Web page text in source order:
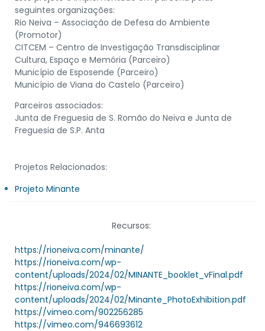
seguintes organizações:
Rio Neiva – Associação de Defesa do Ambiente
(Promotor)
CITCEM – Centro de Investigação Transdisciplinar
Cultura, Espaço e Memória (Parceiro)
Município de Esposende (Parceiro)
Município de Viana do Castelo (Parceiro)
Parceiros associados:
Junta de Freguesia de S. Romão do Neiva e Junta de
Freguesia de S.P. Anta
Projetos Relacionados:
Projeto Minante
Recursos:
https://rioneiva.com/minante/
https://rioneiva.com/wp-
content/uploads/2024/02/MINANTE_booklet_vFinal.pdf
https://rioneiva.com/wp-
content/uploads/2024/02/Minante_PhotoExhibition.pdf
https://vimeo.com/902256285
https://vimeo.com/946693612